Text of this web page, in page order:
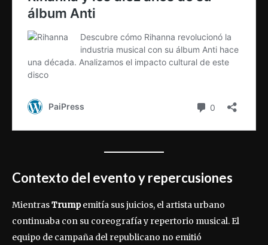
Contexto del evento y repercusiones
MientrasTrumpemitía sus juicios, el artista urbano
continuaba con su coreografía y repertorio musical. El
equipo de campaña del republicano no emitió